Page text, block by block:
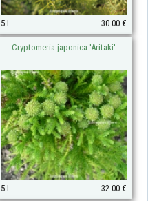
5 L 30.00 €
Cryptomeria japonica 'Aritaki'
5 L 32.00 €